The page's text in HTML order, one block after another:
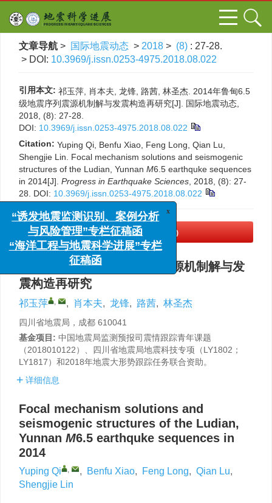
文章导航 > 国际地震动态 > 2018 > (8) : 27-28.
> DOI: 10.3969/j.issn.0253-4975.2018.08.022
引用本文: 祁玉萍, 肖本夫, 龙锋, 路茜, 林圣杰. 2014年鲁甸6.5
级地震序列震源机制解与发震构造再研究[J]. 国际地震动态,
2018, (8): 27-28.
DOI: 10.3969/j.issn.0253-4975.2018.08.022
Citation: Yuping Qi, Benfu Xiao, Feng Long, Qian Lu,
Shengjie Lin. Focal mechanism solutions and seismogenic
structures of the Ludian, Yunnan M6.5 earthquke sequences
in 2014[J]. Progress in Earthquake Sciences , 2018, (8): 27-
28. DOI: 10.3969/j.issn.0253-4975.2018.08.022
PDF下载 (207 KB)
2014年鲁甸6.5级地震序列震源机制解与发
震构造再研究
祁玉萍 , , 肖本夫, 龙锋, 路茜, 林圣杰
四川省地震局，成都 610041
基金项目: 中国地震局监测预报司震情跟踪青年课题
（2018010122）、四川省地震局地震科技专项（LY1802；
LY1817）和2018年地震大形势跟踪任务联合资助。
详细信息
Focal mechanism solutions and
seismogenic structures of the Ludian,
Yunnan M6.5 earthquke sequences in
2014
Yuping Qi , , Benfu Xiao, Feng Long, Qian Lu,
Shengjie Lin
x
“诱发地震监测识别、案例分析
与风险管理”专栏征稿函
“海洋工程与地震科学进展”专栏
征稿函